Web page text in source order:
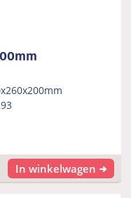
In winkelwagen